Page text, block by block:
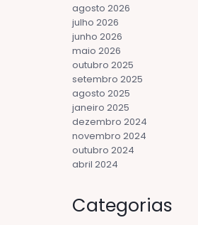
agosto 2026
julho 2026
junho 2026
maio 2026
outubro 2025
setembro 2025
agosto 2025
janeiro 2025
dezembro 2024
novembro 2024
outubro 2024
abril 2024
Categorias